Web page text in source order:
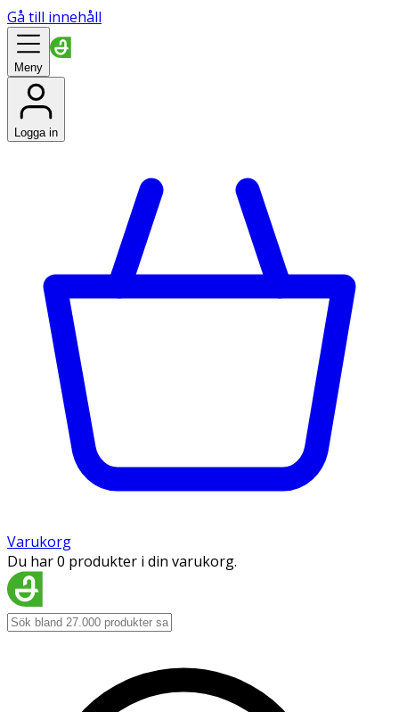
Gå till innehåll
Meny
Logga in
Varukorg
Du har 0 produkter i din varukorg.